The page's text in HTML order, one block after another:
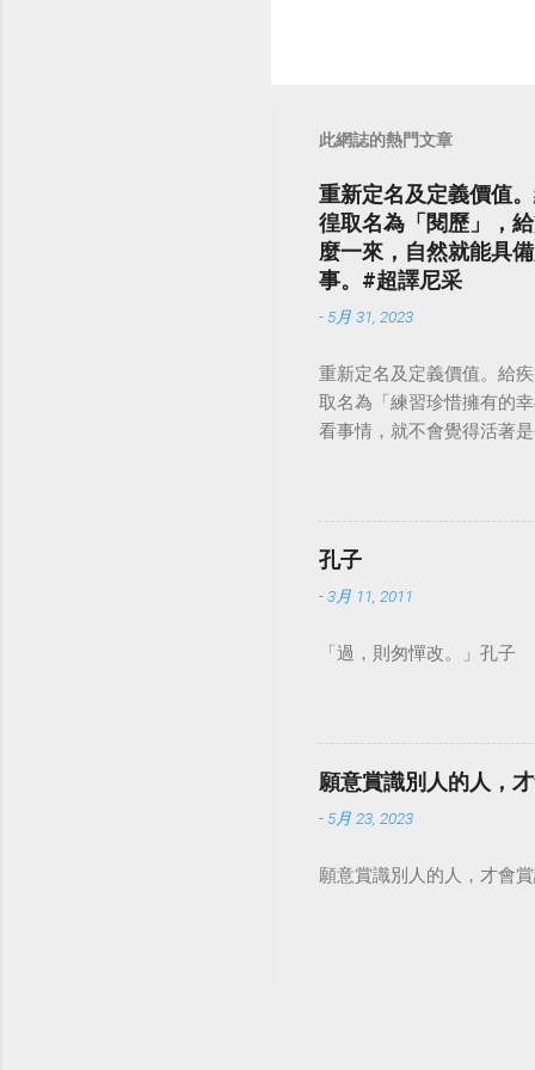
此網誌的熱門文章
重新定名及定義價值
徨取名為「閱歷」，
麼一來，自然就能具
事。#超譯尼采
- 5月 31, 2023
重新定名及定義價值。給
取名為「練習珍惜擁有的
看事情，就不會覺得活著
孔子
-3月 11, 2011
「過，則匆憚改。」孔子
願意賞識別人的人，
- 5月 23, 2023
願意賞識別人的人，才會